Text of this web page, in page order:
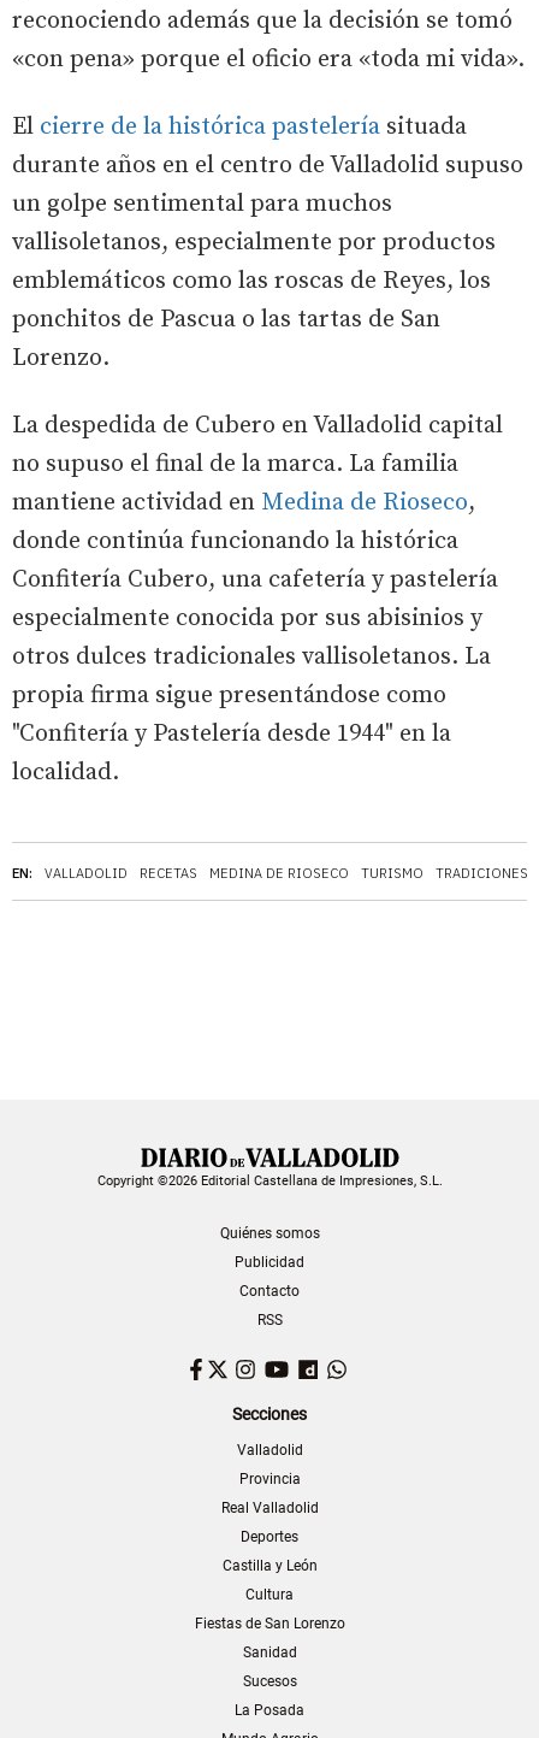
EN: VALLADOLID RECETAS MEDINA DE RIOSECO TURISMO TRADICIONES
reconociendo además que la decisión se tomó
«con pena» porque el oficio era «toda mi vida».
El cierre de la histórica pastelería situada
durante años en el centro de Valladolid supuso
un golpe sentimental para muchos
vallisoletanos, especialmente por productos
emblemáticos como las roscas de Reyes, los
ponchitos de Pascua o las tartas de San
Lorenzo.
La despedida de Cubero en Valladolid capital
no supuso el final de la marca. La familia
mantiene actividad en Medina de Rioseco,
donde continúa funcionando la histórica
Confitería Cubero, una cafetería y pastelería
especialmente conocida por sus abisinios y
otros dulces tradicionales vallisoletanos. La
propia firma sigue presentándose como
"Confitería y Pastelería desde 1944" en la
localidad.
Copyright ©2026 Editorial Castellana de Impresiones, S.L.
Quiénes somos
Publicidad
Contacto
RSS
Facebook
TwitterInstagram
YouTubeDailymotion
Secciones
Valladolid
Provincia
Real Valladolid
Deportes
Castilla y León
Cultura
Fiestas de San Lorenzo
Sanidad
Sucesos
La Posada